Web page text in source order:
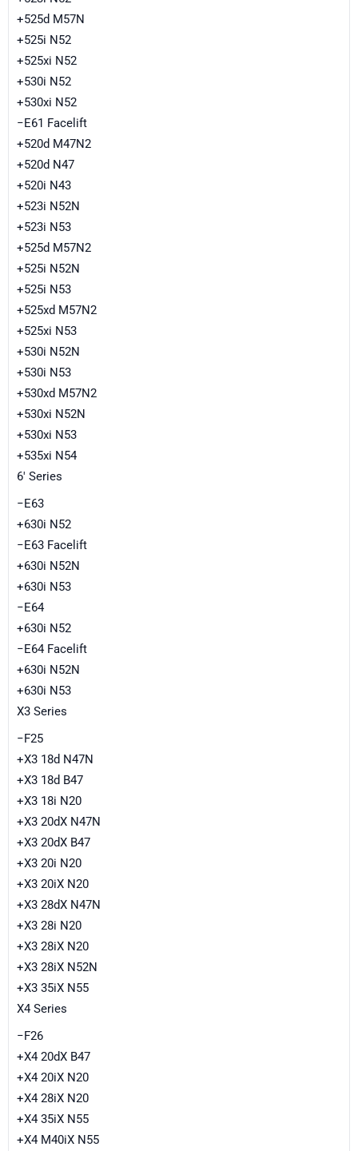
+525d M57N
+525i N52
+525xi N52
+530i N52
+530xi N52
−E61 Facelift
+520d M47N2
+520d N47
+520i N43
+523i N52N
+523i N53
+525d M57N2
+525i N52N
+525i N53
+525xd M57N2
+525xi N53
+530i N52N
+530i N53
+530xd M57N2
+530xi N52N
+530xi N53
+535xi N54
6' Series
−E63
+630i N52
−E63 Facelift
+630i N52N
+630i N53
−E64
+630i N52
−E64 Facelift
+630i N52N
+630i N53
X3 Series
−F25
+X3 18d N47N
+X3 18d B47
+X3 18i N20
+X3 20dX N47N
+X3 20dX B47
+X3 20i N20
+X3 20iX N20
+X3 28dX N47N
+X3 28i N20
+X3 28iX N20
+X3 28iX N52N
+X3 35iX N55
X4 Series
−F26
+X4 20dX B47
+X4 20iX N20
+X4 28iX N20
+X4 35iX N55
+X4 M40iX N55